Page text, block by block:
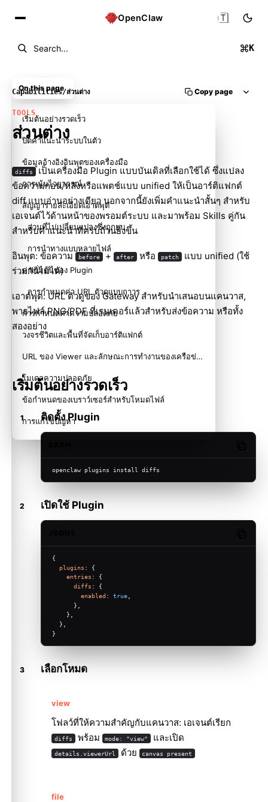
OpenClaw
Search... K
🇹🇭
Capabilities/ส่วนต่าง Copy page
TOOLS
ส่วนต่าง
diffs เป็นเครื่องมือ Plugin แบบบันเดิลที่เลือกใช้ได้ ซึ่งแปลง
ข้อความก่อน/หลังหรือแพตช์แบบ unified ให้เป็นอาร์ติแฟกต์
diff แบบอ่านอย่างเดียว นอกจากนี้ยังเพิ่มคำแนะนำสั้นๆ สำหรับ
เอเจนต์ไว้ด้านหน้าของพรอมต์ระบบ และมาพร้อม Skills คู่กัน
สำหรับคำแนะนำที่ครบถ้วนยิ่งขึ้น
อินพุต: ข้อความ before + after หรือ patch แบบ unified (ใช้
ร่วมกันไม่ได้)
เอาต์พุต: URL ตัวดูของ Gateway สำหรับนำเสนอบนแคนวาส,
พาธไฟล์ PNG/PDF ที่เรนเดอร์แล้วสำหรับส่งข้อความ หรือทั้ง
สองอย่าง
เริ่มต้นอย่างรวดเร็ว
ติดตั้ง Plugin
openclaw plugins install diffs
เปิดใช้ Plugin
{
plugins : {
entries : {
diffs : {
enabled : true
      },
    },
  },
}
เลือกโหมด
view
โฟลว์ที่ให้ความสำคัญกับแคนวาส: เอเจนต์เรียก
diffs พร้อม mode: "view" และเปิด
details.viewerUrl ด้วย canvas present
file
On this page
เริ่มต้นอย่างรวดเร็ว
ปิดคำแนะนำระบบในตัว
ข้อมูลอ้างอิงอินพุตของเครื่องมือ
การเน้นไวยากรณ์
สัญญารายละเอียดเอาต์พุต
ส่วนที่ไม่เปลี่ยนแปลงซึ่งถูกยุบ
การนำทางแบบหลายไฟล์
ค่าเริ่มต้นของ Plugin
การกำหนดค่า URL ตัวดูแบบถาวร
การกำหนดค่าความปลอดภัย
วงจรชีวิตและพื้นที่จัดเก็บอาร์ติแฟกต์
URL ของ Viewer และลักษณะการทำงานของเครือข่าย
โมเดลความปลอดภัย
ข้อกำหนดของเบราว์เซอร์สำหรับโหมดไฟล์
การแก้ไขปัญหา
แนวทางการดำเนินงาน